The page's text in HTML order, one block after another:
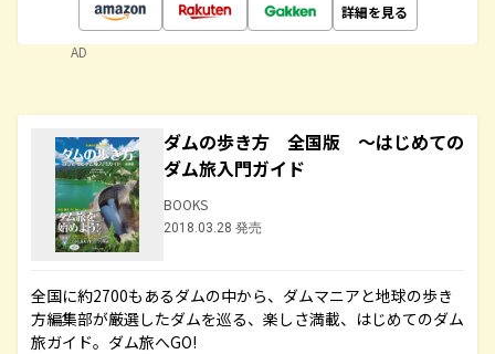
詳細を見る
AD
ダムの歩き方 全国版 ～はじめての
ダム旅入門ガイド
BOOKS
2018.03.28 発売
全国に約2700もあるダムの中から、ダムマニアと地球の歩き
方編集部が厳選したダムを巡る、楽しさ満載、はじめてのダム
旅ガイド。ダム旅へGO!